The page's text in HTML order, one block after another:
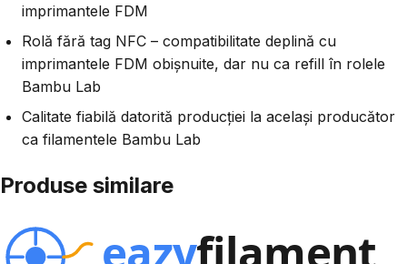
imprimantele FDM
Rolă fără tag NFC – compatibilitate deplină cu
imprimantele FDM obișnuite, dar nu ca refill în rolele
Bambu Lab
Calitate fiabilă datorită producției la același producător
ca filamentele Bambu Lab
Produse similare